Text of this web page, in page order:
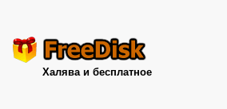
Халява и бесплатное